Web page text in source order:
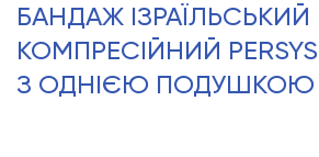
БАНДАЖ ІЗРАЇЛЬСЬКИЙ
КОМПРЕСІЙНИЙ PERSYS
З ОДНІЄЮ ПОДУШКОЮ